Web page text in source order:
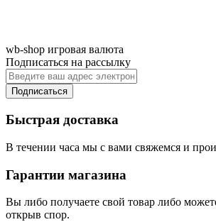
wb-shop игровая валюта
Подписаться на рассылку
Подписаться
Быстрая доставка
В течении часа мы с вами свяжемся и
Гарантии магазина
Вы либо получаете свой товар либо
открыв спор.